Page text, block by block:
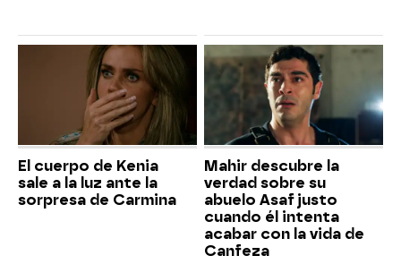
El cuerpo de Kenia
sale a la luz ante la
sorpresa de Carmina
Mahir descubre la
verdad sobre su
abuelo Asaf justo
cuando él intenta
acabar con la vida de
Canfeza